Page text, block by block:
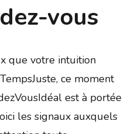
vous
que votre intuition
ce moment
est à portée
les signaux auxquels